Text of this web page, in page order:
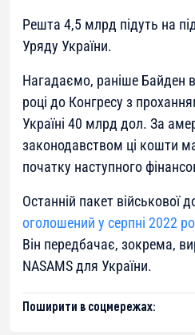
Решта 4,5 млрд підуть на
Уряду України.
Нагадаємо, раніше Байден
році до Конгресу з
Україні 40 млрд дол. За
законодавством ці кошти
початку наступного
Останній пакет військової
оголошений у серпні 2022
Він передбачає, зокрема,
NASAMS для України.
Поширити в соцмережах: